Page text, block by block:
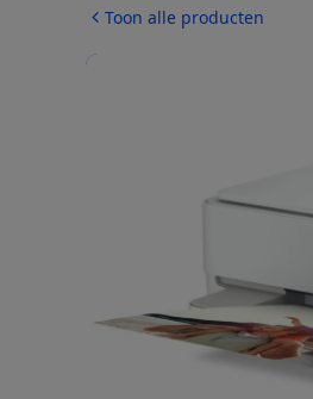
Toon alle producten